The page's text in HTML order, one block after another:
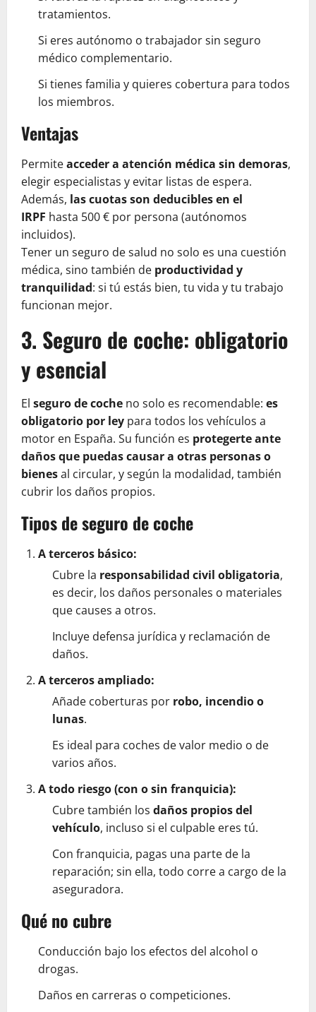
tratamientos.
Si eres autónomo o trabajador sin seguro
médico complementario.
Si tienes familia y quieres cobertura para todos
los miembros.
Ventajas
Permiteacceder a atención médica sin demoras,
elegir especialistas y evitar listas de espera.
Además, las cuotas son deducibles en el
IRPF hasta 500 € por persona (autónomos
incluidos).
Tener un seguro de salud no solo es una cuestión
médica, sino también de productividad y
tranquilidad: si tú estás bien, tu vida y tu trabajo
funcionan mejor.
3. Seguro de coche: obligatorio
y esencial
El seguro de coche no solo es recomendable: es
obligatorio por ley para todos los vehículos a
motor en España. Su función es protegerte ante
daños que puedas causar a otras personas o
bienesal circular, y según la modalidad, también
cubrir los daños propios.
Tipos de seguro de coche
A terceros básico:
Cubre la responsabilidad civil obligatoria,
es decir, los daños personales o materiales
que causes a otros.
Incluye defensa jurídica y reclamación de
daños.
A terceros ampliado:
Añade coberturas por robo, incendio o
lunas.
Es ideal para coches de valor medio o de
varios años.
A todo riesgo (con o sin franquicia):
Cubre también los daños propios del
vehículo, incluso si el culpable eres tú.
Con franquicia, pagas una parte de la
reparación; sin ella, todo corre a cargo de la
aseguradora.
Qué no cubre
Conducción bajo los efectos del alcohol o
drogas.
Daños en carreras o competiciones.